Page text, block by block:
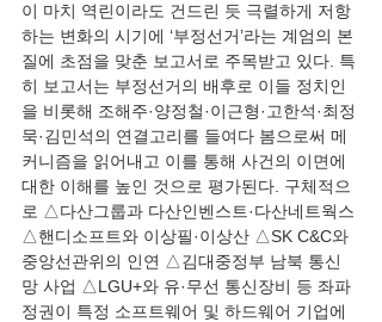
이 마치 역린이라도 건드린 듯 극렬하게 저항
하는 변화의 시기에 ‘부정선거’라는 계엄의 본
질에 초점을 맞춘 보고서로 주목받고 있다. 특
히 보고서는 부정선거의 배후로 이들 정치인
을 비롯해 조해주·양정철·이근형·고한석·최정
묵·김민석의 연결고리를 들여다 봄으로써 메
커니즘을 읽어내고 이를 통해 사건의 이면에
대한 이해를 높인 것으로 평가된다. 구체적으
로 △다산그룹과 다산인벤스트·다산네트웍스
△핸디소프트와 이상필·이상산 △SK C&C와
중앙선관위의 인연 △김대중정부 남북 통신
망 사업 △LGU+와 유·무선 통신장비 등 좌파
정권이 특정 소프트웨어 및 하드웨어 기업에